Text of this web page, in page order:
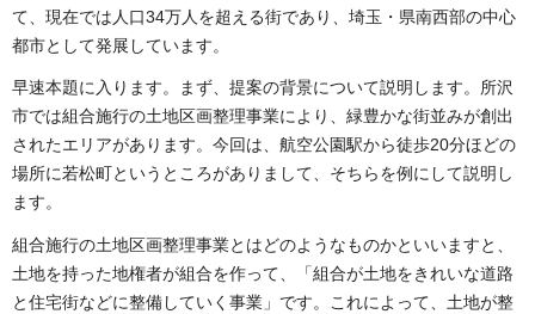
て、現在では人口34万人を超える街であり、埼玉・県南西部の中心
都市として発展しています。
早速本題に入ります。まず、提案の背景について説明します。所沢
市では組合施行の土地区画整理事業により、緑豊かな街並みが創出
されたエリアがあります。今回は、航空公園駅から徒歩20分ほどの
場所に若松町というところがありまして、そちらを例にして説明し
ます。
組合施行の土地区画整理事業とはどのようなものかといいますと、
土地を持った地権者が組合を作って、「組合が土地をきれいな道路
と住宅街などに整備していく事業」です。これによって、土地が整